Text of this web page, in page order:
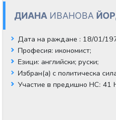
ДИАНА ИВАНОВА
Дата на раждане : 18/01/
Професия:икономист;
Езици: английски;руски;
Избран(а) с политическа
Участие в предишно НС: 41